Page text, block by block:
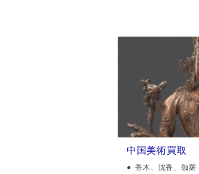
中国美術買取
香木、沈香、伽羅